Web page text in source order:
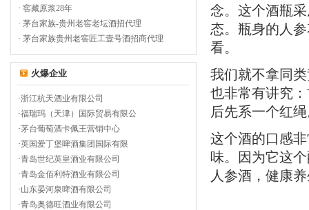
· 窖藏原浆28年
· 茅台家族-贵州老窖老坛酒招代理
· 茅台家族贵州老窖匠工壹号酒招商代理
火爆企业
·浙江杭天酒业有限公司
·福瑞玛（天津）国际贸易有限公
·茅台葡萄酒卡佩王营销中心
·英国爱丁堡啤酒集团国际有限
·青岛世纪英皇酒业有限公司
·青岛金佰利特酒业有限公司
·山东晏河泉啤酒有限公司
·青岛奥德旺酒业有限公司
念。这个酒瓶
态。瓶身的人
看。
我们就不拿同
也非常有讲究
后先系一个红
这个酒的口感
味。因为它这
人参酒，健康